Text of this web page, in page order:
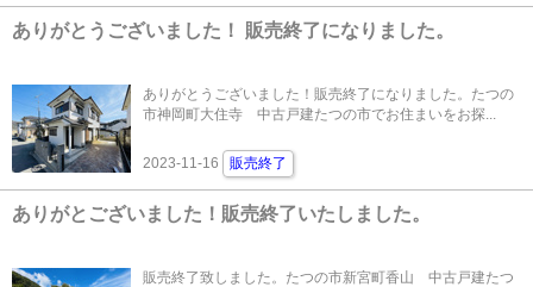
ありがとうございました！ 販売終了になりました。
ありがとうございました！販売終了になりました。たつの
市神岡町大住寺 中古戸建たつの市でお住まいをお探...
2023-11-16 販売終了
ありがとございました！販売終了いたしました。
販売終了致しました。たつの市新宮町香山 中古戸建たつ